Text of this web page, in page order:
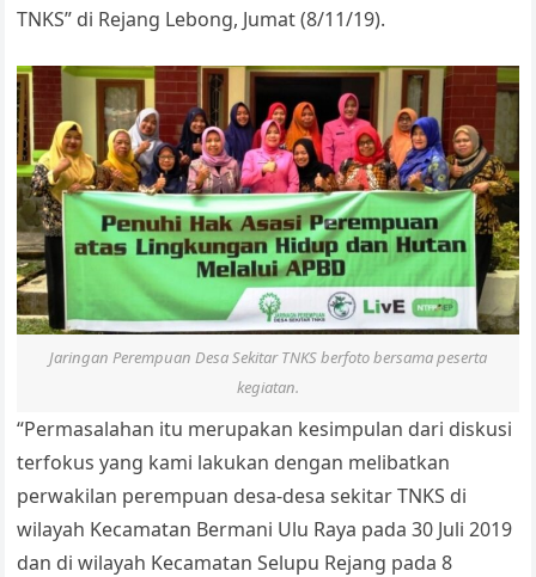
TNKS” di Rejang Lebong, Jumat (8/11/19).
Jaringan Perempuan Desa Sekitar TNKS berfoto bersama peserta
kegiatan.
“Permasalahan itu merupakan kesimpulan dari diskusi
terfokus yang kami lakukan dengan melibatkan
perwakilan perempuan desa-desa sekitar TNKS di
wilayah Kecamatan Bermani Ulu Raya pada 30 Juli 2019
dan di wilayah Kecamatan Selupu Rejang pada 8